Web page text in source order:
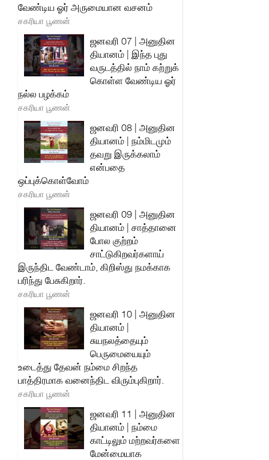
வேண்டிய ஓர் அருமையான வசனம்
சகரியா பூணன்
ஜனவரி 07 | அனுதின
தியானம் | இந்த புது
வருடத்தில் நாம் கற்றுக்
கொள்ள வேண்டிய ஓர்
நல்ல பழக்கம்
சகரியா பூணன்
ஜனவரி 08 | அனுதின
தியானம் | நம்மிடமும்
தவறு இருக்கலாம்
என்பதை
ஒப்புக்கொள்வோம்
சகரியா பூணன்
ஜனவரி 09 | அனுதின
தியானம் | சாத்தானை
போல குற்றம்
சாட்டுகிறவர்களாய்
இருந்திட வேண்டாம், கிறிஸ்து நமக்காக
பரிந்து பேசுகிறார்.
சகரியா பூணன்
ஜனவரி 10 | அனுதின
தியானம் |
சுயநலத்தையும்
பெருமையையும்
உடைத்து தேவன் நம்மை சிறந்த
பாத்திரமாக வனைந்திட விரும்புகிறார்.
சகரியா பூணன்
ஜனவரி 11 | அனுதின
தியானம் | நம்மை
காட்டிலும் மற்றவர்களை
மேன்மையாக